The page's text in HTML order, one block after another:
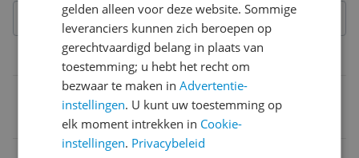
Eigenschappen
Multicolour
gelden alleen voor deze website. Sommige
leveranciers kunnen zich beroepen op
gerechtvaardigd belang in plaats van
toestemming; u hebt het recht om
bezwaar te maken inAdvertentie-
instellingen. U kunt uw toestemming op
elk moment intrekken in Cookie-
instellingen. Privacybeleid